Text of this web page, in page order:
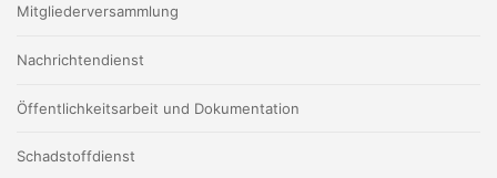
Mitgliederversammlung
Nachrichtendienst
Öffentlichkeitsarbeit und Dokumentation
Schadstoffdienst